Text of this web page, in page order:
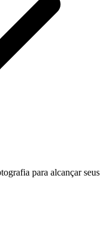
para alcançar seus